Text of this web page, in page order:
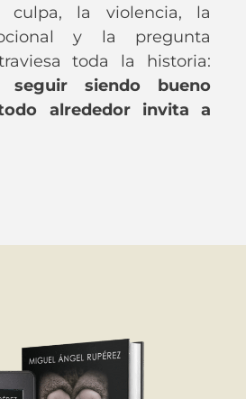
la violencia, la
y la pregunta
toda la historia:
seguir siendo bueno
alrededor invita a